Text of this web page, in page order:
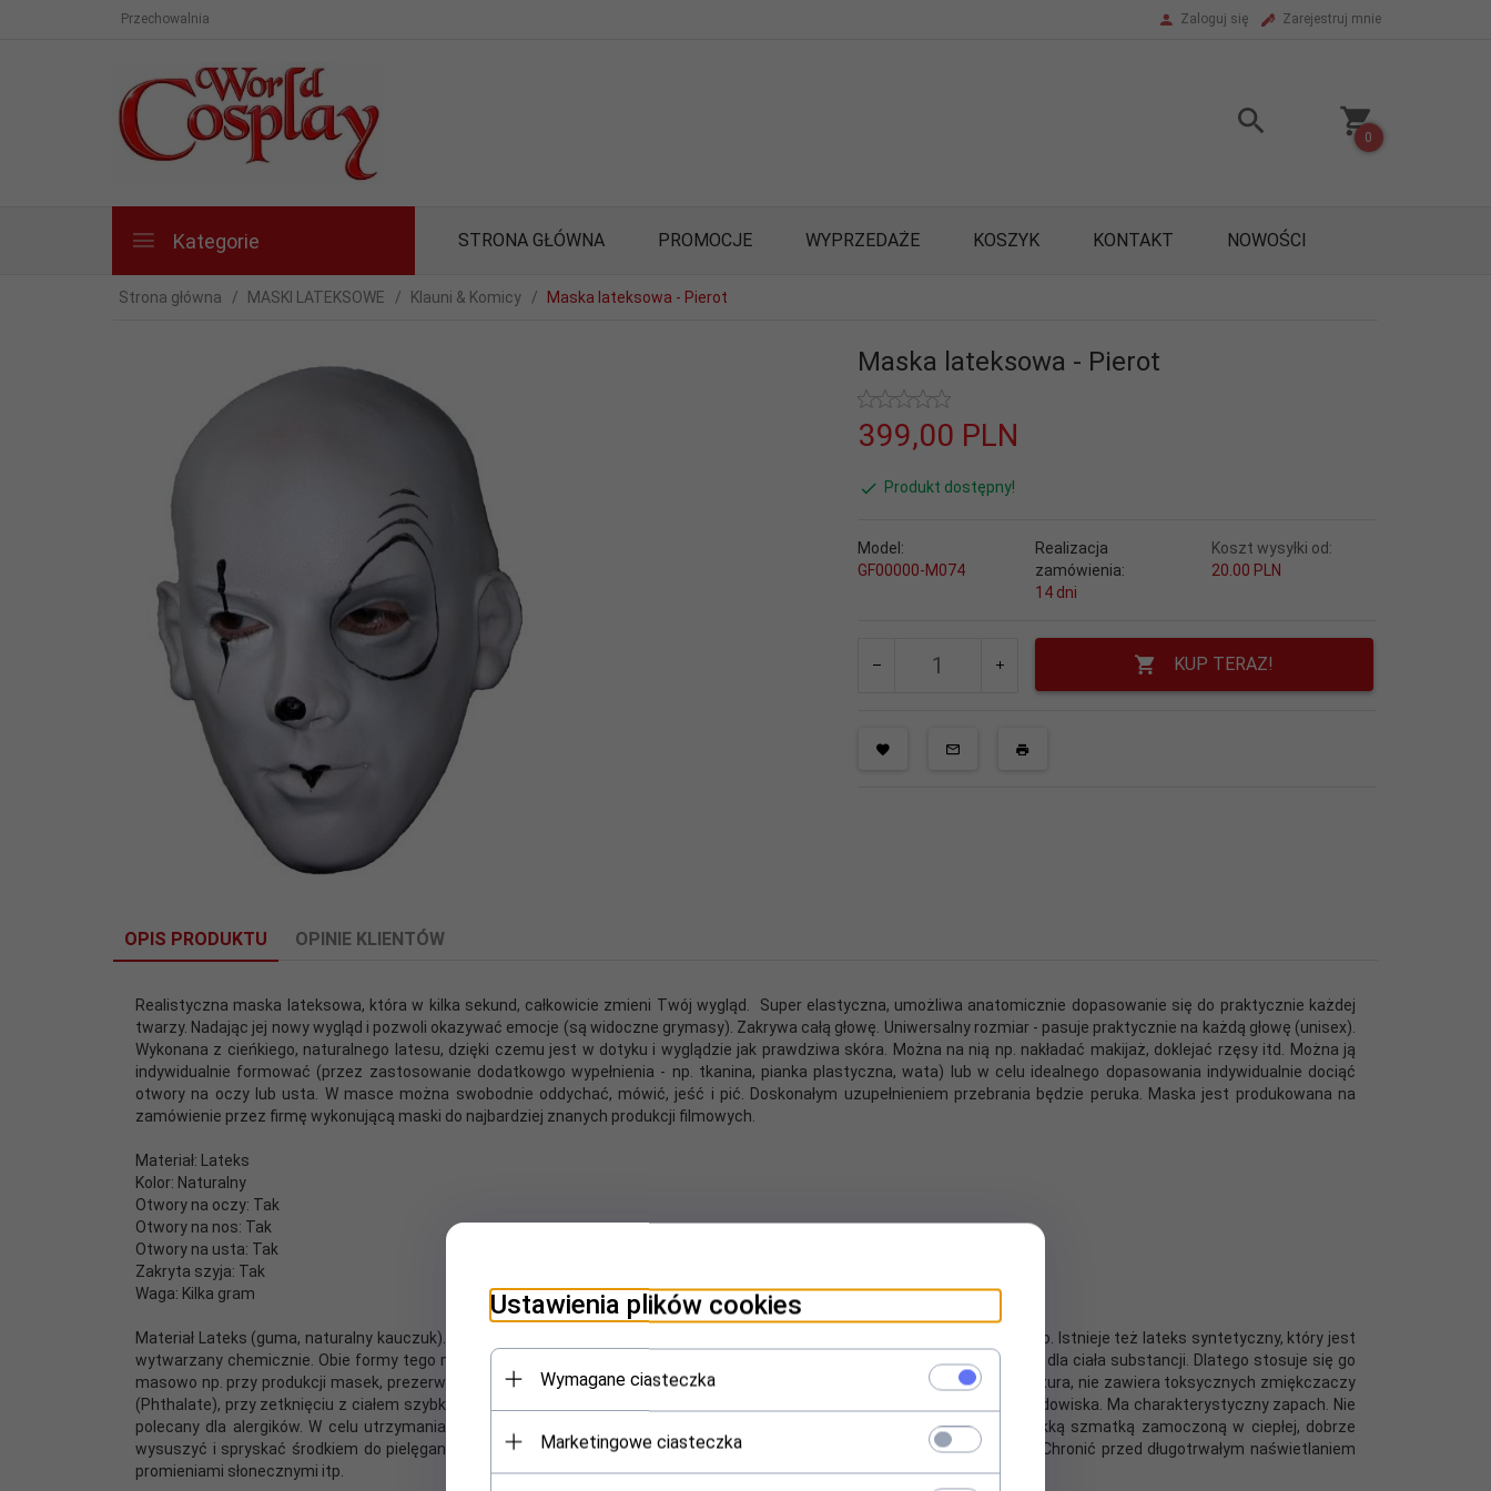
Przechowalnia Zaloguj się Zarejestruj mnie
0
Kategorie STRONA GŁÓWNA PROMOCJE WYPRZEDAŻE KOSZYK KONTAKT NOWOŚCI
Strona główna MASKI LATEKSOWE Klauni & Komicy Maska lateksowa - Pierot
Maska lateksowa - Pierot
399,00 PLN
Produkt dostępny!
Model:
GF00000-M074
Realizacja
zamówienia:
14 dni
Koszt wysyłki od:
20.00 PLN
KUP TERAZ!
OPIS PRODUKTU OPINIE KLIENTÓW
Realistyczna maska lateksowa, która w kilka sekund, całkowicie zmieni Twój wygląd. Super elastyczna, umożliwa anatomicznie dopasowanie się do praktycznie każdej
twarzy. Nadając jej nowy wygląd i pozwoli okazywać emocje (są widoczne grymasy). Zakrywa całą głowę. Uniwersalny rozmiar - pasuje praktycznie na każdą głowę (unisex).
Wykonana z cieńkiego, naturalnego latesu, dzięki czemu jest w dotyku i wyglądzie jak prawdziwa skóra. Można na nią np. nakładać makijaż, doklejać rzęsy itd. Można ją
indywidualnie formować (przez zastosowanie dodatkowgo wypełnienia - np. tkanina, pianka plastyczna, wata) lub w celu idealnego dopasowania indywidualnie dociąć
otwory na oczy lub usta. W masce można swobodnie oddychać, mówić, jeść i pić. Doskonałym uzupełnieniem przebrania będzie peruka. Maska jest produkowana na
zamówienie przez firmę wykonującą maski do najbardziej znanych produkcji filmowych.
Materiał: Lateks
Kolor: Naturalny
Otwory na oczy: Tak
Otwory na nos: Tak
Otwory na usta: Tak
Zakryta szyja: Tak
Waga: Kilka gram
Materiał Lateks (guma, naturalny kauczuk). Naturalny lateks to produkt wytwarzany z soku tropikalnego drzewa kauczukowego. Istnieje też lateks syntetyczny, który jest
wytwarzany chemicznie. Obie formy tego materiału mają te same zalety: są nie toksyczne i nie zawierają innych szkodliwych dla ciała substancji. Dlatego stosuje się go
masowo np. przy produkcji masek, prezerwatyw, protez itd. Jego zalety: doskonała elastyczność i wytrzymałość, trwała struktura, nie zawiera toksycznych zmiękczaczy
(Phthalate), przy zetknięciu z ciałem szybko uzyskuje jego temperaturę, łatwy w utrzymaniu higieny, bezpieczny dla ciała i środowiska. Ma charakterystyczny zapach. Nie
polecany dla alergików. W celu utrzymania higieny produkty wykonane z latesu należy po każdorazowym użyciu umyć miękką szmatką zamoczoną w ciepłej, dobrze
wysuszyć i spryskać środkiem do pielęgancji lateksu. Przechowywać w suchym, ciemnym miejscu (np. szafa lub szuflada). Chronić przed długotrwałym naświetlaniem
promieniami słonecznymi itp.
Ustawienia plików cookies
Wymagane ciasteczka
Marketingowe ciasteczka